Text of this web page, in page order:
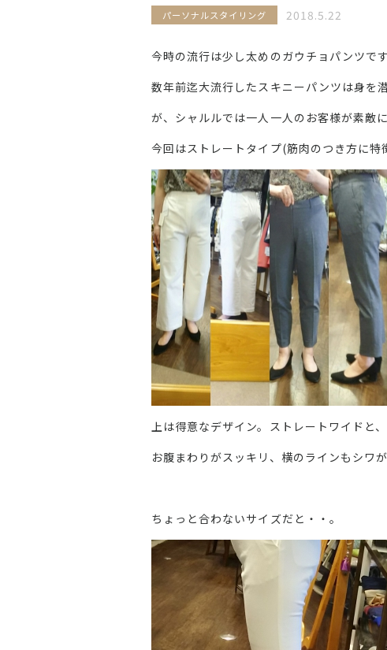
パーソナルスタイリング 2018.5.22
今時の流行は少し太めのガウチョパンツです
数年前迄大流行したスキニーパンツは身を
が、シャルルでは一人一人のお客様が素敵
今回はストレートタイプ(筋肉のつき方に
上は得意なデザイン。ストレートワイドと
お腹まわりがスッキリ、横のラインもシワ
ちょっと合わないサイズだと・・。